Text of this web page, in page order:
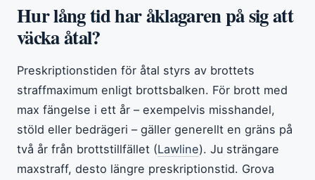
Hur lång tid har åklagaren på sig att
väcka åtal?
Preskriptionstiden för åtal styrs av brottets
straffmaximum enligt brottsbalken. För brott med
max fängelse i ett år – exempelvis misshandel,
stöld eller bedrägeri – gäller generellt en gräns på
två år från brottstillfället (Lawline). Ju strängare
maxstraff, desto längre preskriptionstid. Grova